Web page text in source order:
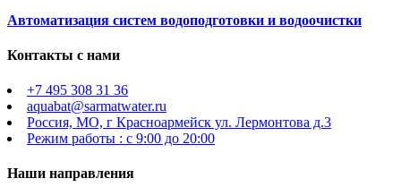
Автоматизация систем водоподготовки и водоочистки
Контакты с нами
+7 495 308 31 36
aquabat@sarmatwater.ru
Россия, МО, г Красноармейск ул. Лермонтова д.3
Режим работы : с 9:00 до 20:00
Наши направления